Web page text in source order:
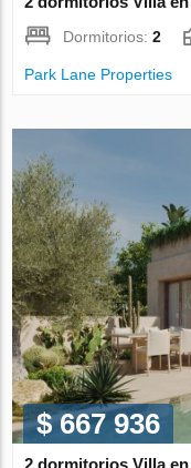
Dormitorios:2
Park Lane Properties
$ 667 936
2 dormitorios Villa